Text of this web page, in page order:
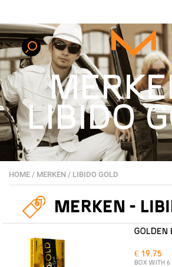
LIBIDO
HOME / MERKEN / LIBIDO GOLD
MERKEN -
GOLDEN
€ 19.75
BOX WITH 6